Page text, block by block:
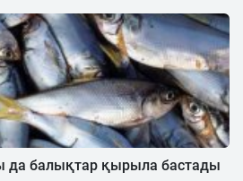
да балықтар қырыла бастады